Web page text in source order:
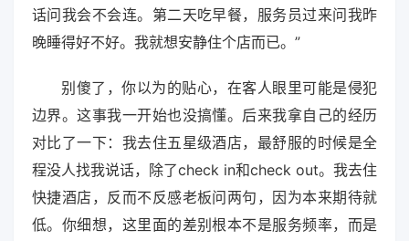
话问我会不会连。第二天吃早餐，服务员过来问我昨
晚睡得好不好。我就想安静住个店而已。”
别傻了，你以为的贴心，在客人眼里可能是侵犯
边界。这事我一开始也没搞懂。后来我拿自己的经历
对比了一下：我去住五星级酒店，最舒服的时候是全
程没人找我说话，除了check in和check out。我去住
快捷酒店，反而不反感老板问两句，因为本来期待就
低。你细想，这里面的差别根本不是服务频率，而是